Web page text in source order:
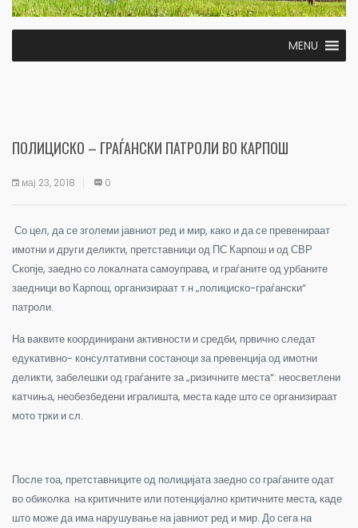
MENU
ПОЛИЦИСКО – ГРАЃАНСКИ ПАТРОЛИ ВО КАРПОШ
мај 23, 2018 0
Со цел, да се зголеми јавниот ред и мир, како и да се превенираат
имотни и други деликти, претставници од ПС Карпош и од СВР
Скопје, заедно со локалната самоуправа, и граѓаните од урбаните
заедници во Карпош, организираат т.н „полициско-граѓански“
патроли.
На ваквите координирани активности и средби, првично следат
едукативно- консултативни состаноци за превенција од имотни
деликти, забелешки од граѓаните за „ризичните места“: неосветлени
катчиња, необезбедени игралишта, места каде што се организираат
мото трки и сл.
После тоа, претставниците од полицијата заедно со граѓаните одат
во обиколка на критичните или потенцијално критичните места, каде
што може да има нарушување на јавниот ред и мир. До сега на